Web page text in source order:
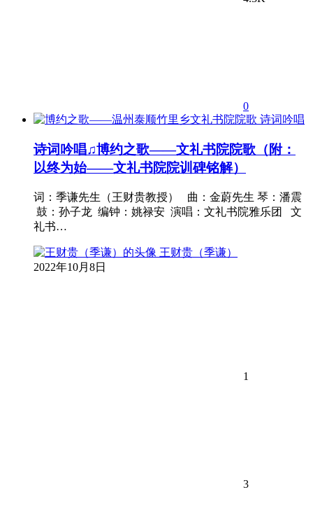
0
诗词吟唱
诗词吟唱♫博约之歌——文礼书院院歌（附：
以终为始——文礼书院院训碑铭解）
词：季谦先生（王财贵教授） 曲：金蔚先生 琴：潘震
鼓：孙子龙 编钟：姚禄安 演唱：文礼书院雅乐团 文
礼书…
王财贵（季谦）
2022年10月8日
1
3